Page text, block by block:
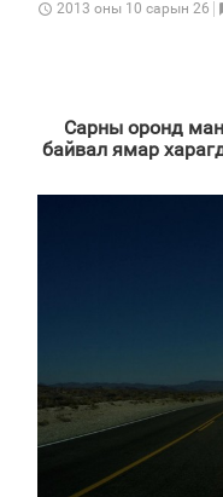
schedule 2013 оны 10 сарын 26
Сарны оронд
байвал ямар